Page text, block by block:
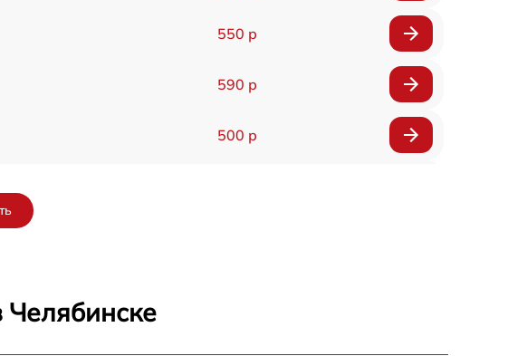
550 р
590 р
500 р
Челябинске